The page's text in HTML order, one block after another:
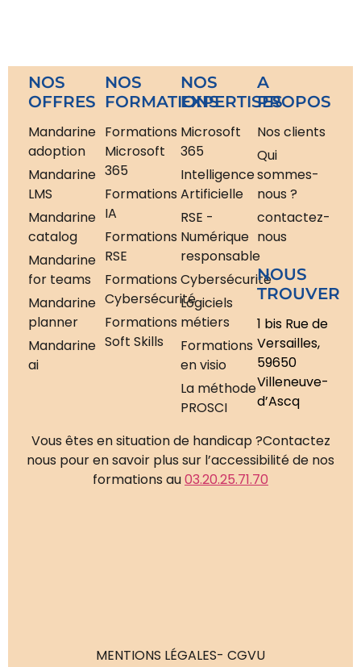
NOS
OFFRES
Mandarine
adoption
Mandarine
LMS
Mandarine
catalog
Mandarine
for teams
Mandarine
planner
Mandarine
ai
NOS
FORMATIONS
Formations
Microsoft
365
Formations
IA
Formations
RSE
Formations
Cybersécurité
Formations
Soft Skills
NOS
EXPERTISES
Microsoft
365
Intelligence
Artificielle
RSE -
Numérique
responsable
Cybersécurité
Logiciels
métiers
Formations
en visio
La méthode
PROSCI
A
PROPOS
Nos clients
Qui
sommes-
nous ?
contactez-
nous
NOUS
TROUVER
1 bis Rue de
Versailles,
59650
Villeneuve-
d’Ascq
Vous êtes en situation de handicap ?Contactez
nous pour en savoir plus sur l’accessibilité de nos
formations au03.20.25.71.70
MENTIONS LÉGALES- CGVU